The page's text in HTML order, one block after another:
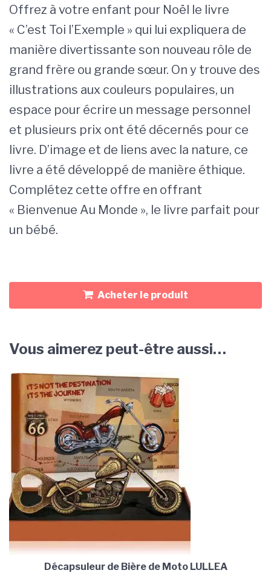
Offrez à votre enfant pour Noël le livre
« C’est Toi l’Exemple » qui lui expliquera de
manière divertissante son nouveau rôle de
grand frère ou grande sœur. On y trouve des
illustrations aux couleurs populaires, un
espace pour écrire un message personnel
et plusieurs prix ont été décernés pour ce
livre. D’image et de liens avec la nature, ce
livre a été développé de manière éthique.
Complétez cette offre en offrant
« Bienvenue Au Monde », le livre parfait pour
un bébé.
Acheter le produit
Vous aimerez peut-être aussi…
Décapsuleur de Bière de Moto LULLEA